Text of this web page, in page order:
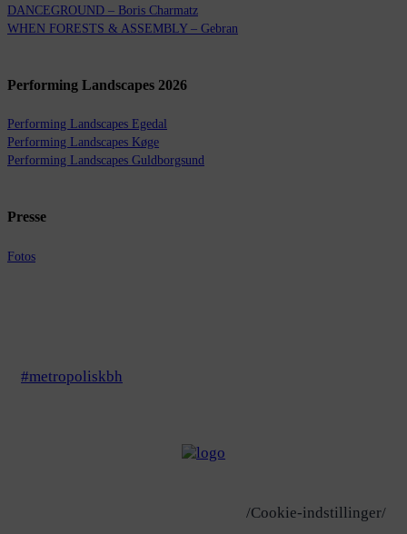
DANCEGROUND – Boris Charmatz
WHEN FORESTS & ASSEMBLY – Gebran
Performing Landscapes 2026
Performing Landscapes Egedal
Performing Landscapes Køge
Performing Landscapes Guldborgsund
Presse
Fotos
#metropoliskbh
/Cookie-indstillinger/